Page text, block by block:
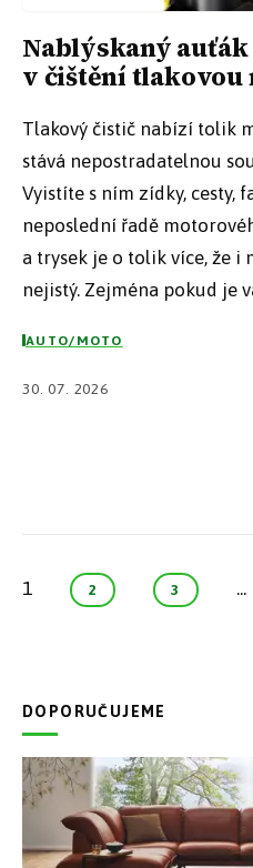
Nablýskaný
v čištění tlakovou
Tlakový čistič nabízí tolik
stává nepostradatelnou
Vyistíte s ním zídky, cesty,
neposlední řadě
a trysek je o tolik více, že i
nejistý. Zejména pokud je
AUTO/MOTO
30. 07. 2026
1 2 3 ...
DOPORUČUJEME